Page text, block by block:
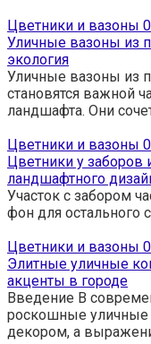
Цветники и вазоны 0
Уличные вазоны из
экология
Уличные вазоны из
становятся важной
ландшафта. Они
Цветники и вазоны 0
Цветники у заборов
ландшафтного
Участок с забором
фон для остального
Цветники и вазоны 0
Элитные уличные
акценты в городе
Введение В
роскошные уличные
декором, а